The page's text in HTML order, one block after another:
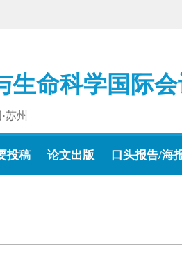
生命科学国际
苏州
投稿 论文出版 口头报告/海